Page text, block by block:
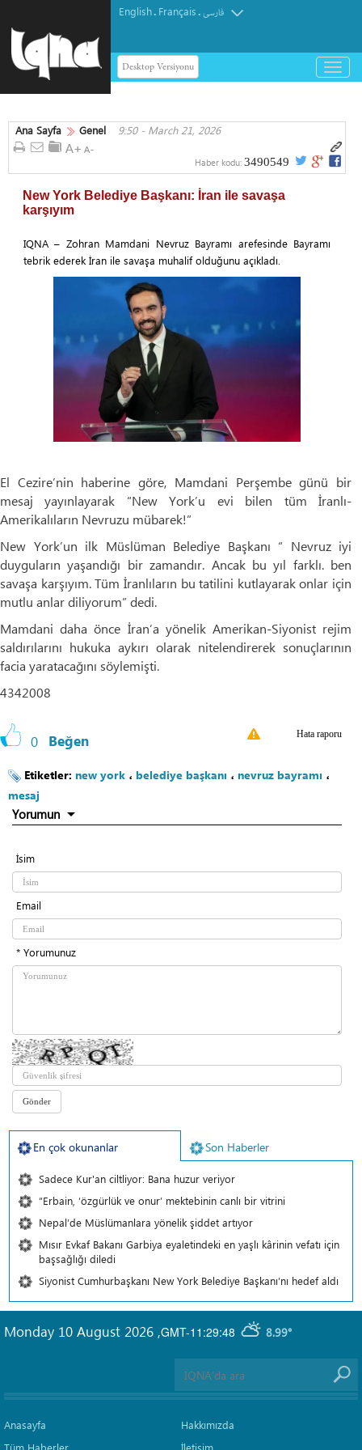
English. Français.فارسی
Desktop Versiyonu
باز
و
کردن
Ana Sayfa Genel 9:50 - March 21, 2026
Haber kodu: 3490549
New York Belediye Başkanı: İran ile savaşa
karşıyım
IQNA – Zohran Mamdani Nevruz Bayramı arefesinde Bayramı
tebrik ederek İran ile savaşa muhalif olduğunu açıkladı.
El Cezire’nin haberine göre, Mamdani Perşembe günü bir
mesaj yayınlayarak “New York’u evi bilen tüm İranlı-
Amerikalıların Nevruzu mübarek!”
New York’un ilk Müslüman Belediye Başkanı “ Nevruz iyi
duyguların yaşandığı bir zamandır. Ancak bu yıl farklı. ben
savaşa karşıyım. Tüm İranlıların bu tatilini kutlayarak onlar için
mutlu anlar diliyorum” dedi.
Mamdani daha önce İran’a yönelik Amerikan-Siyonist rejim
saldırılarını hukuka aykırı olarak nitelendirerek sonuçlarının
facia yaratacağını söylemişti.
4342008
0 Beğen Hata raporu
Etiketler: new york ، belediye başkanı ، nevruz bayramı ،
mesaj
Yorumun
İsim
Email
* Yorumunuz
En çok okunanlar Son Haberler
Sadece Kur'an ciltliyor: Bana huzur veriyor
“Erbain, ‘özgürlük ve onur’ mektebinin canlı bir vitrini
Nepal’de Müslümanlara yönelik şiddet artıyor
Mısır Evkaf Bakanı Garbiya eyaletindeki en yaşlı kârinin vefatı için
başsağlığı diledi
Siyonist Cumhurbaşkanı New York Belediye Başkanı’nı hedef aldı
GMT-11:29:48 8.99°
Monday 10 August 2026 ,
Anasayfa
Hakkımızda